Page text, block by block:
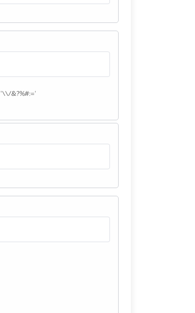
&?%#:='